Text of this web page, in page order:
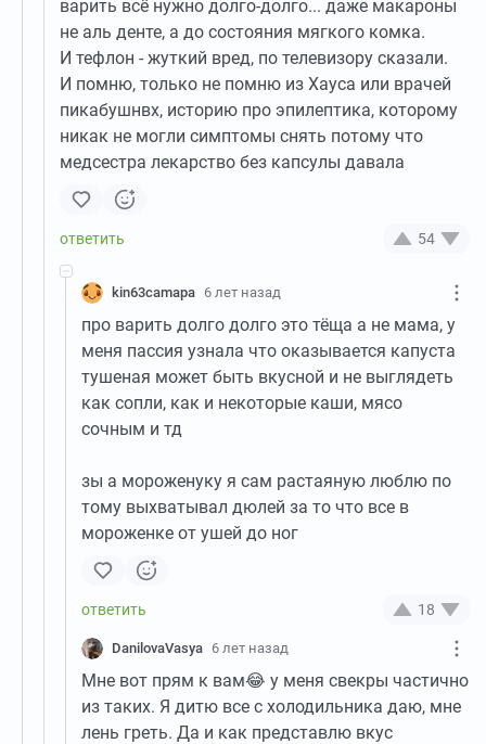
варить всё нужно долго-долго... даже макароны
не аль денте, а до состояния мягкого комка.
И тефлон - жуткий вред, по телевизору сказали.
И помню, только не помню из Хауса или врачей
пикабушнвх, историю про эпилептика, которому
никак не могли симптомы снять потому что
медсестра лекарство без капсулы давала
54
kin63camapa 6 лет назад
про варить долго долго это тёща а не мама, у
меня пассия узнала что оказывается капуста
тушеная может быть вкусной и не выглядеть
как сопли, как и некоторые каши, мясо
сочным и тд
зы а мороженуку я сам растаяную люблю по
тому выхватывал дюлей за то что все в
мороженке от ушей до ног
18
DanilovaVasya 6 лет назад
Мне вот прям к вам😂 у меня свекры частично
из таких. Я дитю все с холодильника даю, мне
лень греть. Да и как представлю вкус